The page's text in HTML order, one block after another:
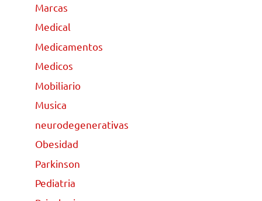
Marcas
Medical
Medicamentos
Medicos
Mobiliario
Musica
neurodegenerativas
Obesidad
Parkinson
Pediatria